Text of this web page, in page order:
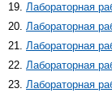
Лабораторная
Лабораторная
Лабораторная
Лабораторная
Лабораторная